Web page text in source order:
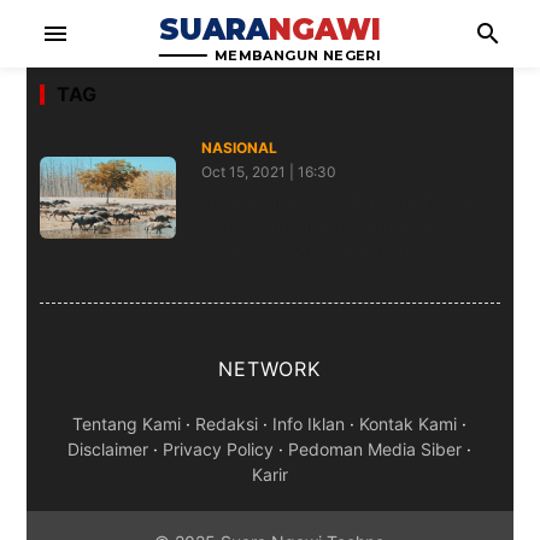
menu SUARANGAWI
MEMBANGUN NEGERI
search
TAG
NASIONAL
Oct 15, 2021 | 16:30
NETWORK
Tentang Kami · Redaksi · Info Iklan · Kontak Kami ·
Disclaimer · Privacy Policy · Pedoman Media Siber ·
Karir